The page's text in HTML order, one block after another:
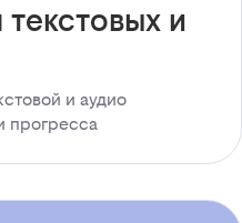
и
и аудио
прогресса